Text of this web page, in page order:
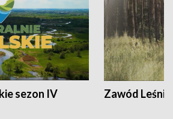
sezon IV Zawód Leśnik